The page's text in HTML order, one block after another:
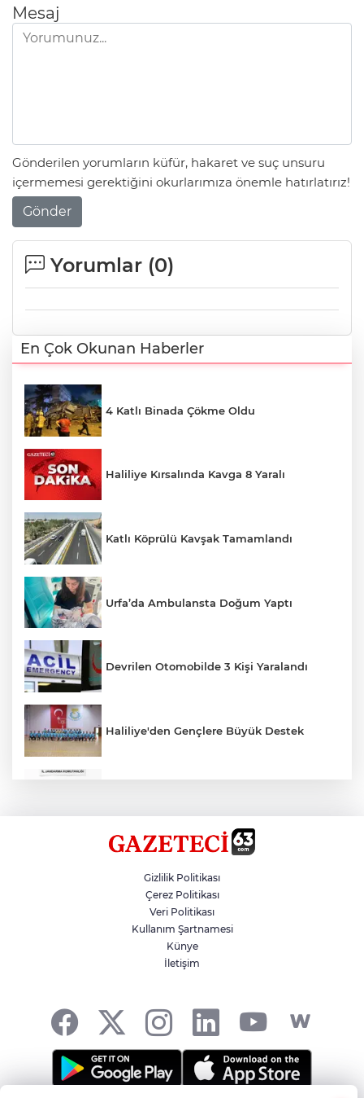
Mesaj
Gönderilen yorumların küfür, hakaret ve suç unsuru
içermemesi gerektiğini okurlarımıza önemle hatırlatırız!
Gönder
Yorumlar (0)
En Çok Okunan Haberler
4 Katlı Binada Çökme Oldu
Haliliye Kırsalında Kavga 8 Yaralı
Katlı Köprülü Kavşak Tamamlandı
Urfa’da Ambulansta Doğum Yaptı
Devrilen Otomobilde 3 Kişi Yaralandı
Haliliye'den Gençlere Büyük Destek
Hikmet Başak’tan Ulaşım Çalışması
Atatürk Bulvarında Asfalt Yenileniyor
Gizlilik Politikası
Çerez Politikası
Veri Politikası
Kullanım Şartnamesi
Künye
İletişim